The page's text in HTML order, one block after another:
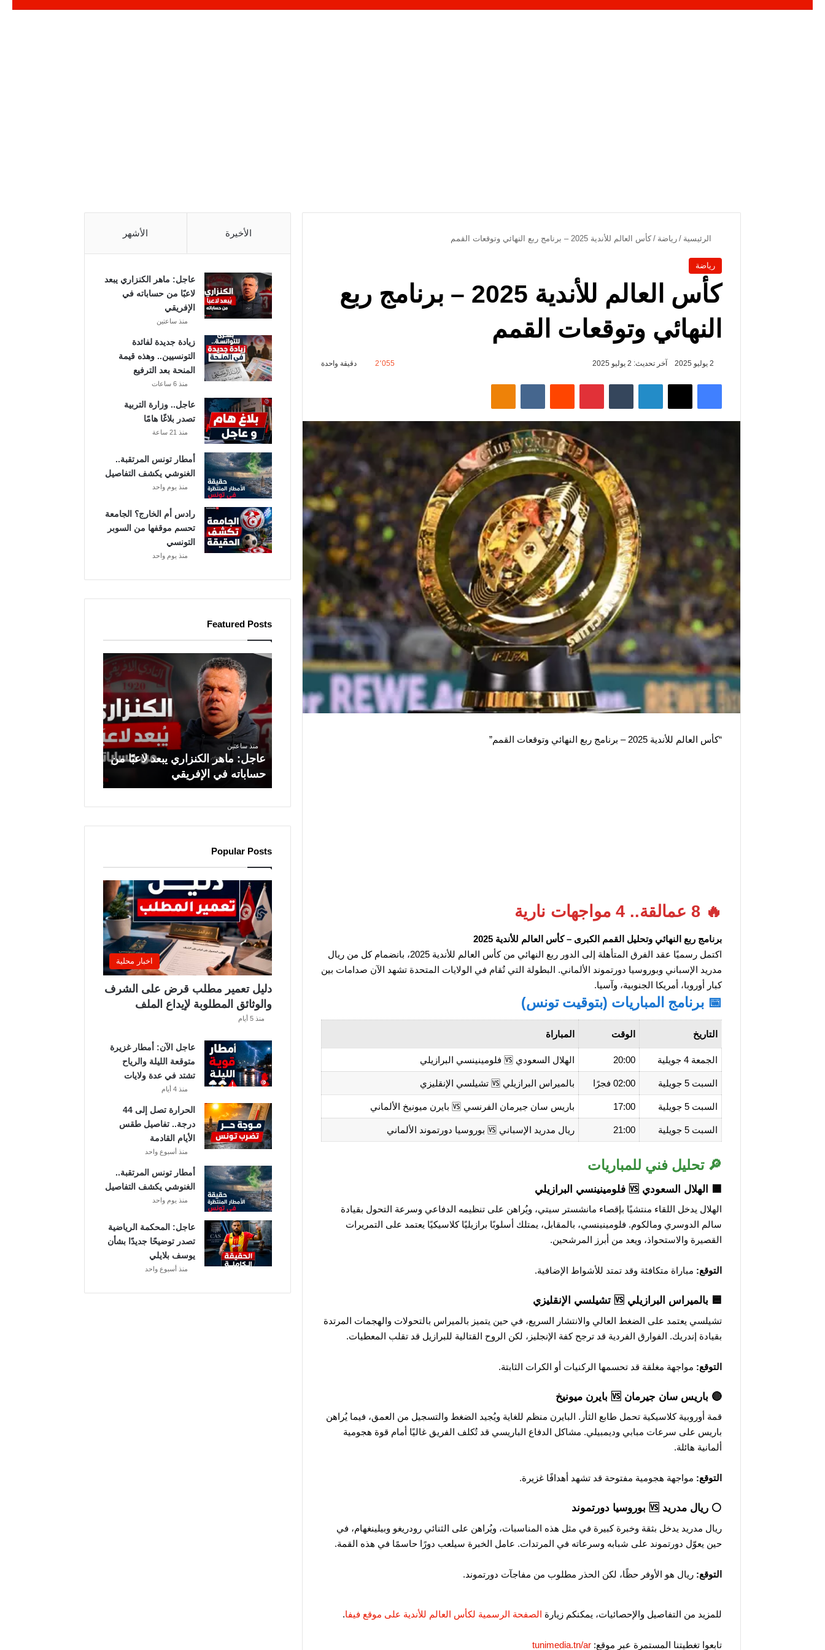
الرئيسية / رياضة / كأس العالم للأندية 2025 – برنامج ربع النهائي وتوقعات القمم
رياضة
كأس العالم للأندية 2025 – برنامج ربع
النهائي وتوقعات القمم
2 يوليو 2025 آخر تحديث: 2 يوليو 2025 2٬055 دقيقة واحدة
فيسبوك ‫X لينكدإن بينتيريست
“كأس العالم للأندية 2025 – برنامج ربع النهائي وتوقعات القمم”
🔥 8 عمالقة.. 4 مواجهات نارية
برنامج ربع النهائي وتحليل القمم الكبرى – كأس العالم للأندية 2025
اكتمل رسميًا عقد الفرق المتأهلة إلى الدور ربع النهائي من كأس العالم للأندية 2025، بانضمام كل من ريال
مدريد الإسباني وبوروسيا دورتموند الألماني. البطولة التي تُقام في الولايات المتحدة تشهد الآن صدامات بين
كبار أوروبا، أمريكا الجنوبية، وآسيا.
📅 برنامج المباريات (بتوقيت تونس)
التاريخ الوقت المباراة
الجمعة 4 جويلية 20:00 الهلال السعودي 🆚 فلومينينسي البرازيلي
السبت 5 جويلية 02:00 فجرًا بالميراس البرازيلي 🆚 تشيلسي الإنقليزي
السبت 5 جويلية 17:00 باريس سان جيرمان الفرنسي 🆚 بايرن ميونيخ الألماني
السبت 5 جويلية 21:00 ريال مدريد الإسباني 🆚 بوروسيا دورتموند الألماني
🔎 تحليل فني للمباريات
🟦 الهلال السعودي 🆚 فلومينينسي البرازيلي
الهلال يدخل اللقاء منتشيًا بإقصاء مانشستر سيتي، ويُراهن على تنظيمه الدفاعي وسرعة التحول بقيادة
سالم الدوسري ومالكوم. فلومينينسي، بالمقابل، يمتلك أسلوبًا برازيليًا كلاسيكيًا يعتمد على التمريرات
القصيرة والاستحواذ، ويعد من أبرز المرشحين.
التوقع: مباراة متكافئة وقد تمتد للأشواط الإضافية.
🟨 بالميراس البرازيلي 🆚 تشيلسي الإنقليزي
تشيلسي يعتمد على الضغط العالي والانتشار السريع، في حين يتميز بالميراس بالتحولات والهجمات المرتدة
بقيادة إندريك. الفوارق الفردية قد ترجح كفة الإنجليز، لكن الروح القتالية للبرازيل قد تقلب المعطيات.
التوقع: مواجهة مغلقة قد تحسمها الركنيات أو الكرات الثابتة.
🔴 باريس سان جيرمان 🆚 بايرن ميونيخ
قمة أوروبية كلاسيكية تحمل طابع الثأر. البايرن منظم للغاية ويُجيد الضغط والتسجيل من العمق، فيما يُراهن
باريس على سرعات مبابي وديمبيلي. مشاكل الدفاع الباريسي قد تُكلف الفريق غاليًا أمام قوة هجومية
ألمانية هائلة.
التوقع: مواجهة هجومية مفتوحة قد تشهد أهدافًا غزيرة.
⚪ ريال مدريد 🆚 بوروسيا دورتموند
ريال مدريد يدخل بثقة وخبرة كبيرة في مثل هذه المناسبات، ويُراهن على الثنائي رودريغو وبيلينغهام، في
حين يعوّل دورتموند على شبابه وسرعاته في المرتدات. عامل الخبرة سيلعب دورًا حاسمًا في هذه القمة.
التوقع: ريال هو الأوفر حظًا، لكن الحذر مطلوب من مفاجآت دورتموند.
للمزيد من التفاصيل والإحصائيات، يمكنكم زيارة الصفحة الرسمية لكأس العالم للأندية على موقع فيفا.
تابعوا تغطيتنا المستمرة عبر موقع: tunimedia.tn/ar
الأخيرة الأشهر
عاجل: ماهر الكنزاري يبعد
لاعبًا من حساباته في
الإفريقي
منذ ساعتين
زيادة جديدة لفائدة
التونسيين.. وهذه قيمة
المنحة بعد الترفيع
منذ 6 ساعات
عاجل.. وزارة التربية
تصدر بلاغًا هامًا
منذ 21 ساعة
أمطار تونس المرتقبة..
الغنوشي يكشف التفاصيل
منذ يوم واحد
رادس أم الخارج؟ الجامعة
تحسم موقفها من السوبر
التونسي
منذ يوم واحد
Featured Posts
ع
ا
ل
:
م
ا
ه
ا
ر
ي
ي
ب
ع
د
ل
ا
ع
ا
ن
ح
س
ا
ا
ه
ي
ا
ل
إ
ف
ر
ي
ق
منذ ساعتين
عاجل: ماهر الكنزاري يبعد لاعبًا من
حساباته في الإفريقي
Popular Posts
اخبار محلية
دليل تعمير مطلب قرض على الشرف
والوثائق المطلوبة لإيداع الملف
منذ 5 أيام
عاجل الآن: أمطار غزيرة
متوقعة الليلة والرياح
تشتد في عدة ولايات
منذ 4 أيام
الحرارة تصل إلى 44
درجة.. تفاصيل طقس
الأيام القادمة
منذ أسبوع واحد
أمطار تونس المرتقبة..
الغنوشي يكشف التفاصيل
منذ يوم واحد
عاجل: المحكمة الرياضية
تصدر توضيحًا جديدًا بشأن
يوسف بلايلي
منذ أسبوع واحد